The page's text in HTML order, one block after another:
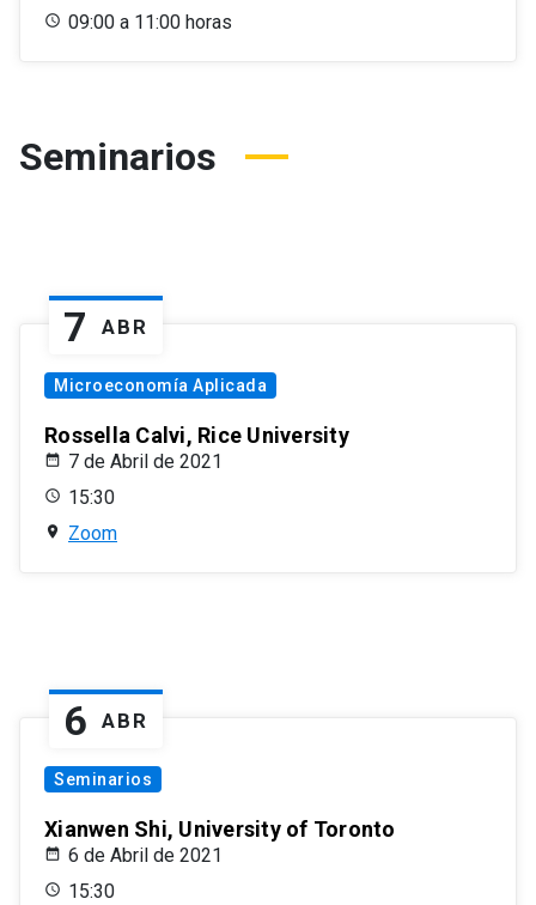
09:00 a 11:00 horas
Seminarios
7 ABR
Microeconomía Aplicada
Rossella Calvi, Rice University
7 de Abril de 2021
15:30
Zoom
6 ABR
Seminarios
Xianwen Shi, University of Toronto
6 de Abril de 2021
15:30